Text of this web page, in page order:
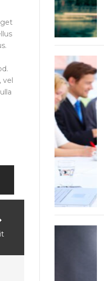
vel